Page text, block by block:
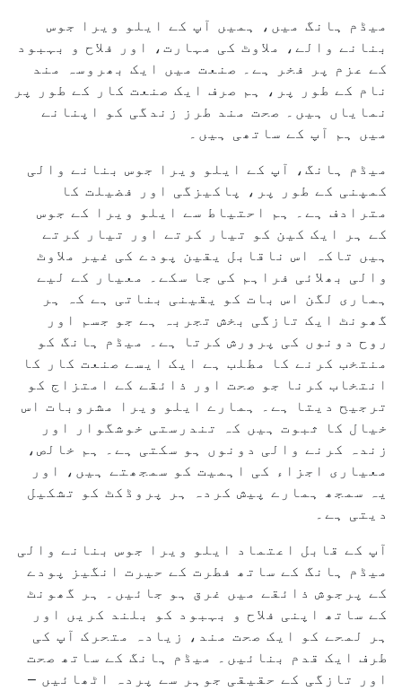
میڈم ہانگ میں، ہمیں آپ کے ایلو ویرا جوس
بنانے والے، ملاوٹ کی مہارت، اور فلاح و بہبود
کے عزم پر فخر ہے۔ صنعت میں ایک بھروسہ مند
نام کے طور پر، ہم صرف ایک صنعت کار کے طور پر
نمایاں ہیں۔ صحت مند طرز زندگی کو اپنانے
میں ہم آپ کے ساتھی ہیں۔
میڈم ہانگ، آپ کے ایلو ویرا جوس بنانے والی
کمپنی کے طور پر، پاکیزگی اور فضیلت کا
مترادف ہے۔ ہم احتیاط سے ایلو ویرا کے جوس
کے ہر ایک کین کو تیار کرتے اور تیار کرتے
ہیں تاکہ اس ناقابل یقین پودے کی غیر ملاوٹ
والی بھلائی فراہم کی جا سکے۔ معیار کے لیے
ہماری لگن اس بات کو یقینی بناتی ہے کہ ہر
گھونٹ ایک تازگی بخش تجربہ ہے جو جسم اور
روح دونوں کی پرورش کرتا ہے۔ میڈم ہانگ کو
منتخب کرنے کا مطلب ہے ایک ایسے صنعت کار کا
انتخاب کرنا جو صحت اور ذائقے کے امتزاج کو
ترجیح دیتا ہے۔ ہمارے ایلو ویرا مشروبات اس
خیال کا ثبوت ہیں کہ تندرستی خوشگوار اور
زندہ کرنے والی دونوں ہو سکتی ہے۔ ہم خالص،
معیاری اجزاء کی اہمیت کو سمجھتے ہیں، اور
یہ سمجھ ہمارے پیش کردہ ہر پروڈکٹ کو تشکیل
دیتی ہے۔
آپ کے قابل اعتماد ایلو ویرا جوس بنانے والی
میڈم ہانگ کے ساتھ فطرت کے حیرت انگیز پودے
کے پرجوش ذائقے میں غرق ہو جائیں۔ ہر گھونٹ
کے ساتھ اپنی فلاح و بہبود کو بلند کریں اور
ہر لمحے کو ایک صحت مند، زیادہ متحرک آپ کی
طرف ایک قدم بنائیں۔ میڈم ہانگ کے ساتھ صحت
اور تازگی کے حقیقی جوہر سے پردہ اٹھائیں –